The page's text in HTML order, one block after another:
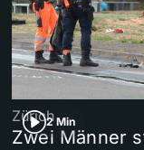
2 Min
Zürich
Zwei Männer